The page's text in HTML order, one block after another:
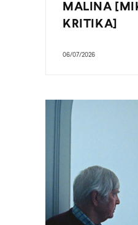
MALINA
KRITIKA]
06/07/2026